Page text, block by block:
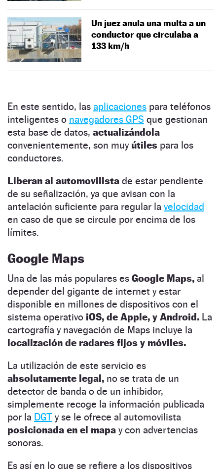
Un juez anula una multa a un
conductor que circulaba a
133 km/h
En este sentido, las aplicaciones para teléfonos
inteligentes o navegadores GPS que gestionan
esta base de datos, actualizándola
convenientemente, son muy útiles para los
conductores.
Liberan al automovilista de estar pendiente
de su señalización, ya que avisan con la
antelación suficiente para regular la velocidad
en caso de que se circule por encima de los
límites.
Google Maps
Una de las más populares es Google Maps, al
depender del gigante de internet y estar
disponible en millones de dispositivos con el
sistema operativo iOS, de Apple, y Android. La
cartografía y navegación de Maps incluye la
localización de radares fijos y móviles.
La utilización de este servicio es
absolutamente legal, no se trata de un
detector de banda o de un inhibidor,
simplemente recoge la información publicada
por la DGT y se le ofrece al automovilista
posicionada en el mapa y con advertencias
sonoras.
Es así en lo que se refiere a los dispositivos